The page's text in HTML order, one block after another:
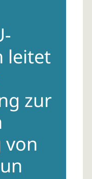
leitet
zur
von